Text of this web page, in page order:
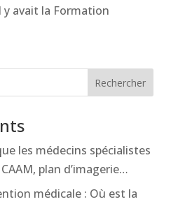
avait la Formation
Rechercher
les médecins spécialistes
plan d’imagerie…
médicale : Où est la